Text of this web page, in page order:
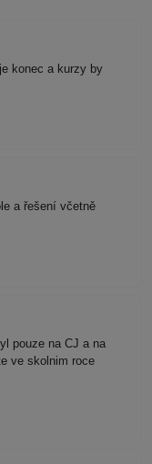
konec a kurzy by
a řešení včetně
pouze na CJ a na
ve skolnim roce